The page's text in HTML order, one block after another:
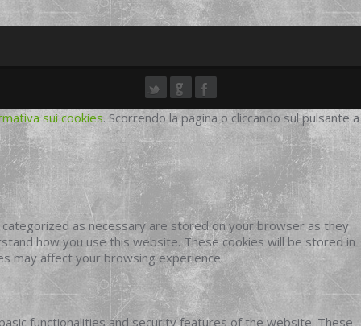
sui cookies. Scorrendo la pagina o cliccando sul pulsante a
as necessary are stored on your browser as they
how you use this website. These cookies will be stored in
may affect your browsing experience.
functionalities and security features of the website. These